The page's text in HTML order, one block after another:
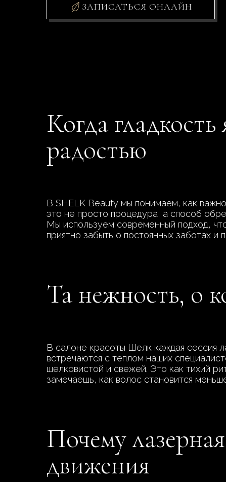
ЗАПИСАТЬСЯ ОНЛАЙН
Когда
радостью
В SHELK Beauty мы понимаем, как важно
это не просто процедура, а способ
Мы используем современный подход,
приятно забыть о постоянных заботах и
Та нежность, о
В салоне красоты Шелк каждая сессия
встречаются с теплом наших
шелковистой и свежей. Это как тихий
замечаешь, как волос становится
Почему
движения